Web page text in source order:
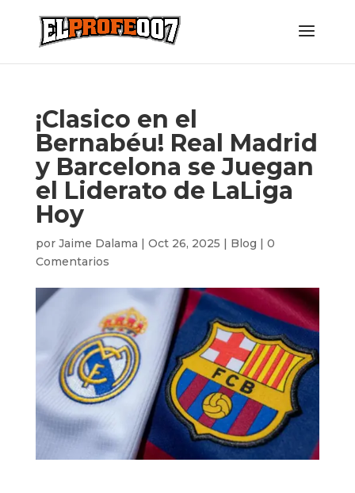
¡Clasico en el
Bernabéu! Real Madrid
y Barcelona se Juegan
el Liderato de LaLiga
Hoy
por Jaime Dalama | Oct 26, 2025 | Blog | 0
Comentarios